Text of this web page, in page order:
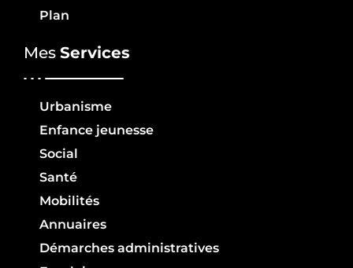
Plan
Mes Services
Urbanisme
Enfance jeunesse
Social
Santé
Mobilités
Annuaires
Démarches administratives